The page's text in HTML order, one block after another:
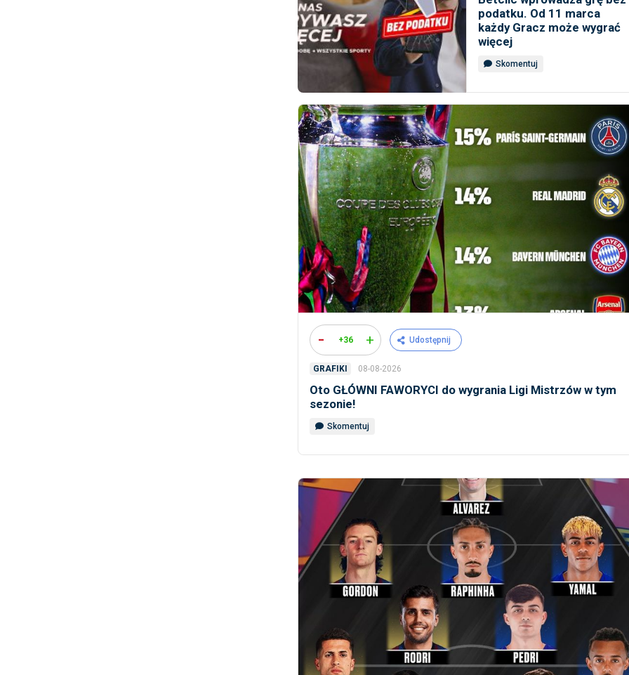
podatku. Od 11 marca
każdy Gracz może wygrać
więcej
Skomentuj
- +36 + Udostępnij
GRAFIKI 08-08-2026
Oto GŁÓWNI FAWORYCI do wygrania Ligi Mistrzów w tym
sezonie!
Skomentuj